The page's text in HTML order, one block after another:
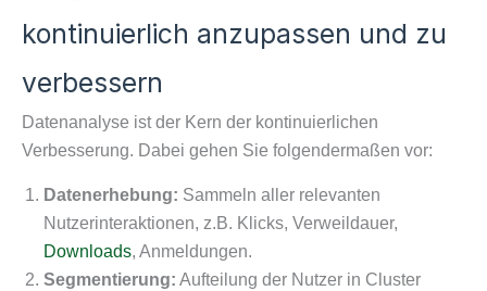
kontinuierlich anzupassen und zu
verbessern
Datenanalyse ist der Kern der kontinuierlichen
Verbesserung. Dabei gehen Sie folgendermaßen vor:
Datenerhebung: Sammeln aller relevanten
Nutzerinteraktionen, z.B. Klicks, Verweildauer,
Downloads, Anmeldungen.
Segmentierung: Aufteilung der Nutzer in Cluster